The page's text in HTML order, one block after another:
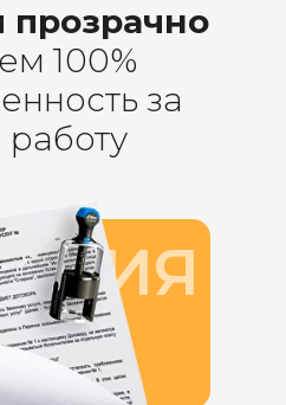
прозрачно
100%
за